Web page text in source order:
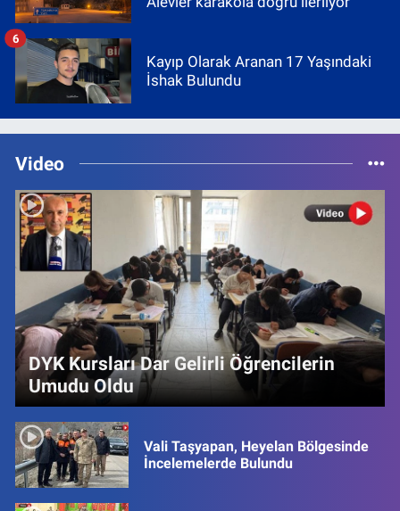
Kayıp Olarak Aranan 17 Yaşındaki
İshak Bulundu
6
Video
DYK Kursları Dar Gelirli Öğrencilerin
Umudu Oldu
Vali Taşyapan, Heyelan Bölgesinde
İncelemelerde Bulundu